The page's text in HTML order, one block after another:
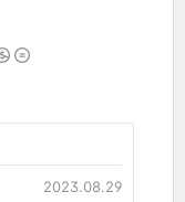
2023.08.29